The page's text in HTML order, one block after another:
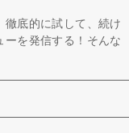
底的に試して、続け
を発信する！そんな